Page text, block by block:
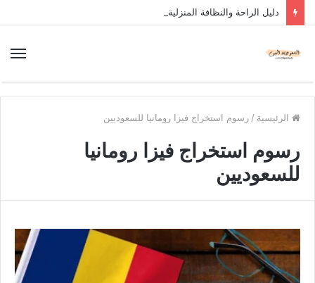
دليل الراحة والنظافة المنزلية
الرئيسية / رسوم استخراج فيزا رومانيا للسعوديين
رسوم استخراج فيزا رومانيا
للسعوديين